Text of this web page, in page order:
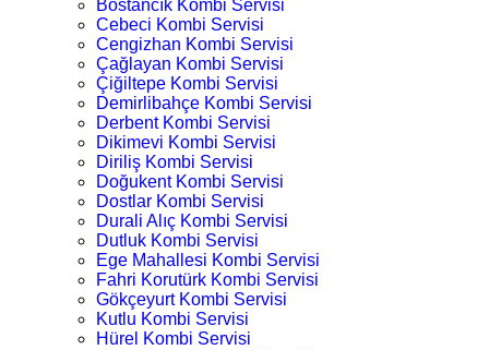
Bostancık Kombi Servisi
Cebeci Kombi Servisi
Cengizhan Kombi Servisi
Çağlayan Kombi Servisi
Çiğiltepe Kombi Servisi
Demirlibahçe Kombi Servisi
Derbent Kombi Servisi
Dikimevi Kombi Servisi
Diriliş Kombi Servisi
Doğukent Kombi Servisi
Dostlar Kombi Servisi
Durali Alıç Kombi Servisi
Dutluk Kombi Servisi
Ege Mahallesi Kombi Servisi
Fahri Korutürk Kombi Servisi
Gökçeyurt Kombi Servisi
Kutlu Kombi Servisi
Hürel Kombi Servisi